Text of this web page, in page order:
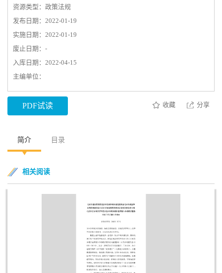
资源类型：政策法规
发布日期：2022-01-19
实施日期：2022-01-19
废止日期：-
入库日期：2022-04-15
主编单位：
PDF试读 收藏 分享
简介 目录
相关阅读